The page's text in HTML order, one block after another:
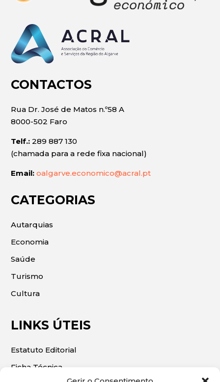
CONTACTOS
Rua Dr. José de Matos n.º58 A
8000-502 Faro
Telf.: 289 887 130
(chamada para a rede fixa nacional)
Email: oalgarve.economico@acral.pt
CATEGORIAS
Autarquias
Economia
Saúde
Turismo
Cultura
LINKS ÚTEIS
Estatuto Editorial
Ficha Técnica